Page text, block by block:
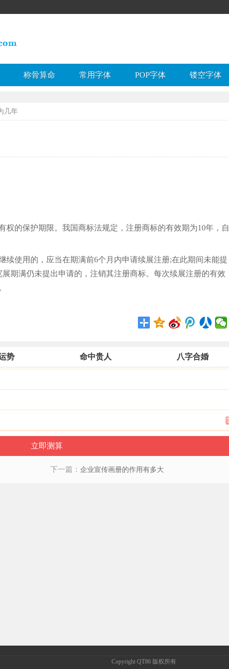
称骨算命 常用字体 POP字体 镂空字体
几年
权的保护期限。我国商标法规定，注册商标的有效期为10年，自
使用的，应当在期满前6个月内申请续展注册;在此期间未能提
期满仍未提出申请的，注销其注册商标。每次续展注册的有效
势 命中贵人 八字合婚
下一篇：企业宣传画册的作用有多大
Copyright QT86 版权所有